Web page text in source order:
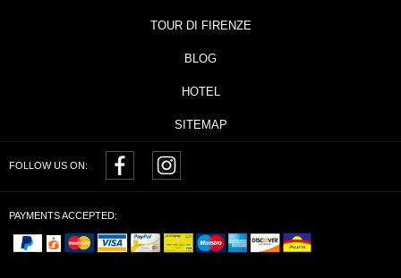
TOUR DI FIRENZE
BLOG
HOTEL
SITEMAP
FOLLOW US ON:
PAYMENTS ACCEPTED: